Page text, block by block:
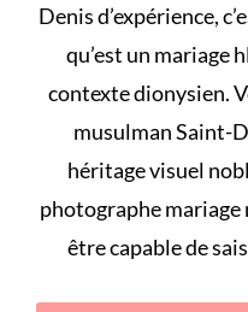
Denis d’expérience,
qu’est un mariage
contexte dionysien.
musulman Saint-
héritage visuel
photographe
être capable de